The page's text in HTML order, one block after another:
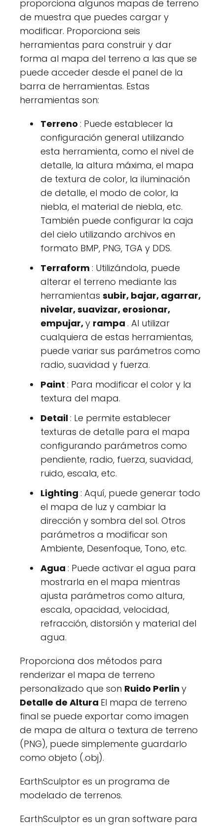
proporciona algunos mapas de terreno
de muestra que puedes cargar y
modificar. Proporciona seis
herramientas para construir y dar
forma al mapa del terreno a las que se
puede acceder desde el panel de la
barra de herramientas. Estas
herramientas son:
Terreno : Puede establecer la
configuración general utilizando
esta herramienta, como el nivel de
detalle, la altura máxima, el mapa
de textura de color, la iluminación
de detalle, el modo de color, la
niebla, el material de niebla, etc.
También puede configurar la caja
del cielo utilizando archivos en
formato BMP, PNG, TGA y DDS.
Terraform : Utilizándola, puede
alterar el terreno mediante las
herramientas subir, bajar, agarrar,
nivelar, suavizar, erosionar,
empujar,y rampa . Al utilizar
cualquiera de estas herramientas,
puede variar sus parámetros como
radio, suavidad y fuerza.
Paint : Para modificar el color y la
textura del mapa.
Detail: Le permite establecer
texturas de detalle para el mapa
configurando parámetros como
pendiente, radio, fuerza, suavidad,
ruido, escala, etc.
Lighting : Aquí, puede generar todo
el mapa de luz y cambiar la
dirección y sombra del sol. Otros
parámetros a modificar son
Ambiente, Desenfoque, Tono, etc.
Agua : Puede activar el agua para
mostrarla en el mapa mientras
ajusta parámetros como altura,
escala, opacidad, velocidad,
refracción, distorsión y material del
agua.
Proporciona dos métodos para
renderizar el mapa de terreno
personalizado que son Ruido Perlin y
Detalle de Altura El mapa de terreno
final se puede exportar como imagen
de mapa de altura o textura de terreno
(PNG), puede simplemente guardarlo
como objeto (.obj).
EarthSculptor es un programa de
modelado de terrenos.
EarthSculptor es un gran software para